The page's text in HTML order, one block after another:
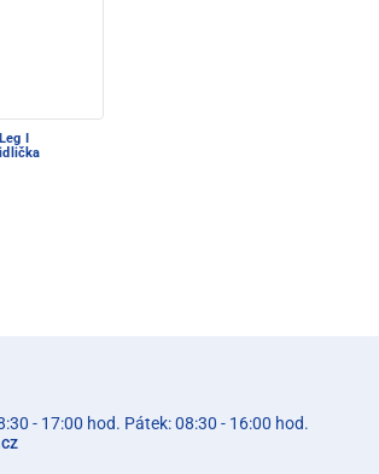
I
- 17:00 hod. Pátek: 08:30 - 16:00 hod.